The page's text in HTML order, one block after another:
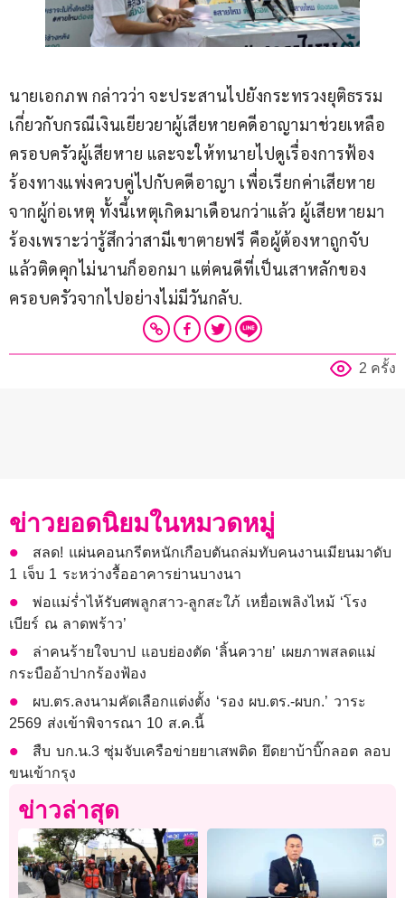
นายเอกภพ กล่าวว่า จะประสานไปยังกระทรวงยุติธรรม
เกี่ยวกับกรณีเงินเยียวยาผู้เสียหายคดีอาญามาช่วยเหลือ
ครอบครัวผู้เสียหาย และจะให้ทนายไปดูเรื่องการฟ้อง
ร้องทางแพ่งควบคู่ไปกับคดีอาญา เพื่อเรียกค่าเสียหาย
จากผู้ก่อเหตุ ทั้งนี้เหตุเกิดมาเดือนกว่าแล้ว ผู้เสียหายมา
ร้องเพราะว่ารู้สึกว่าสามีเขาตายฟรี คือผู้ต้องหาถูกจับ
แล้วติดคุกไม่นานก็ออกมา แต่คนดีที่เป็นเสาหลักของ
ครอบครัวจากไปอย่างไม่มีวันกลับ.
2 ครั้ง
ข่าวยอดนิยมในหมวดหมู่
สลด! แผ่นคอนกรีตหนักเกือบตันถล่มทับคนงานเมียนมาดับ
1 เจ็บ 1 ระหว่างรื้ออาคารย่านบางนา
พ่อแม่ร่ำไห้รับศพลูกสาว-ลูกสะใภ้ เหยื่อเพลิงไหม้ ‘โรง
เบียร์ ณ ลาดพร้าว’
ล่าคนร้ายใจบาป แอบย่องตัด ‘ลิ้นควาย’ เผยภาพสลดแม่
กระบืออ้าปากร้องฟ้อง
ผบ.ตร.ลงนามคัดเลือกแต่งตั้ง ‘รอง ผบ.ตร.-ผบก.’ วาระ
2569 ส่งเข้าพิจารณา 10 ส.ค.นี้
สืบ บก.น.3 ซุ่มจับเครือข่ายยาเสพติด ยึดยาบ้าบิ๊กลอต ลอบ
ขนเข้ากรุง
ข่าวล่าสุด